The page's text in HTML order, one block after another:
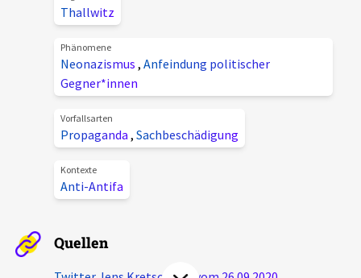
Veranstaltungen
Pressemitteilungen
Podcasts
Projektbeschreibung
Kontakt
Unterstützer_innen
Spenden
Thallwitz
Phänomene
Neonazismus , Anfeindung politischer
Gegner*innen
Vorfallsarten
Propaganda , Sachbeschädigung
Kontexte
Anti-Antifa
Quellen